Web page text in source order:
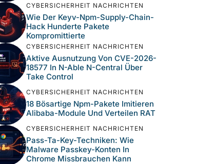
CYBERSICHERHEIT NACHRICHTEN
Wie Der Keyv-Npm-Supply-Chain-
Hack Hunderte Pakete
Kompromittierte
CYBERSICHERHEIT NACHRICHTEN
Aktive Ausnutzung Von CVE-2026-
18577 In N-Able N-Central Über
Take Control
CYBERSICHERHEIT NACHRICHTEN
18 Bösartige Npm-Pakete Imitieren
Alibaba-Module Und Verteilen RAT
CYBERSICHERHEIT NACHRICHTEN
Pass-Ta-Key-Techniken: Wie
Malware Passkey-Konten In
Chrome Missbrauchen Kann